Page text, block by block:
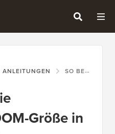
ANLEITUNGEN SO BEHEBEN SIE ÜBERMÄSSIGE DOM-GRÖSSE IN WORDPRESS (11 EXPERTENTIPPS)
Größe in